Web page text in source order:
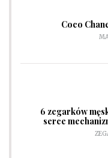
Coco
6 zegarków
serce